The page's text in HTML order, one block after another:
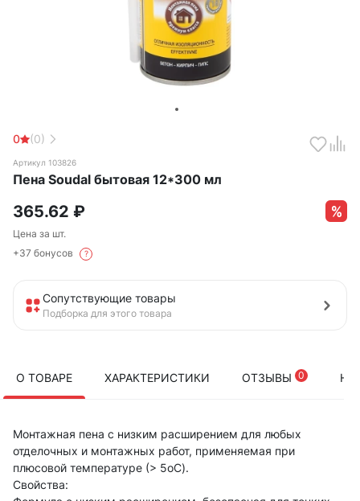
0 (0)
Артикул 103826
Пена Soudal бытовая 12*300 мл
365.62 ₽
Цена за шт.
+37 бонусов
?
Сопутствующие товары
Подборка для этого товара
О ТОВАРЕ ХАРАКТЕРИСТИКИ ОТЗЫВЫ 0
Монтажная пена с низким расширением для любых
отделочных и монтажных работ, применяемая при
плюсовой температуре (> 5oC).
Свойства: